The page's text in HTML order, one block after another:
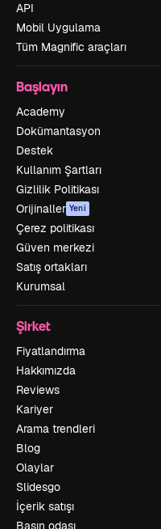
API
Mobil Uygulama
Tüm Magnific araçları
Başlayın
Academy
Dokümantasyon
Destek
Kullanım Şartları
Gizlilik Politikası
Orijinaller Yeni
Çerez politikası
Güven merkezi
Satış ortakları
Kurumsal
Şirket
Fiyatlandırma
Hakkımızda
Reviews
Kariyer
Arama trendleri
Blog
Olaylar
Slidesgo
İçerik satışı
Basın odası